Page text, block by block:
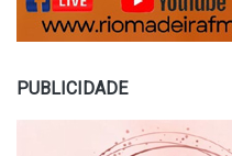
PUBLICIDADE